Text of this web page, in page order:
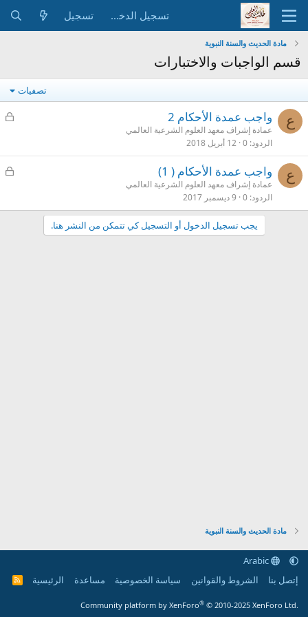
تسجيل الدخول تسجيل
مادة الحديث والسنة النبوية
قسم الواجبات والاختبارات
تصفيات
ع
م
واجب عمدة الأحكام 2
عمادة إشراف معهد العلوم الشرعية العالمي
الردود 0 12 أبريل 2018
ع
م
واجب عمدة الأحكام ( 1)
عمادة إشراف معهد العلوم الشرعية العالمي
الردود 0 9 ديسمبر 2017
يجب تسجيل الدخول أو التسجيل كي تتمكن من النشر هنا.
مادة الحديث والسنة النبوية
Arabic
إتصل بنا
الشروط والقوانين سياسة الخصوصية مساعدة الرئيسية
R
Community platform by XenForo® © 2010-2025 XenForo Ltd.